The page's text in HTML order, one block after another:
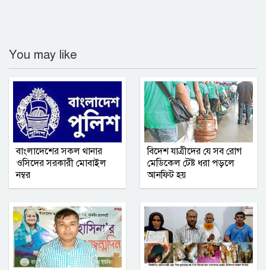
বৃহত্তর নোয়াখালী অঞ্চলে আনুষ্ঠানিক যাত্রা
শুরু করল আশা সিমেন্ট
সম্মিলিত সাংবাদিক পরিষদ (এসএসপি) ঢাকা
মহানগর কমিটির অভিষেক অনুষ্ঠিত
নোয়াখালী সরকারি কলেজ ছাত্রদলের তিন
নেতার বহিষ্কারাদেশ প্রত্যাহার
গাজীপুর জেলা রেজিস্ট্রার অফিসে বৃক্ষরোপণ
সপ্তাহ পালিত ‎
You may like
বাংলাদেশের সকল থানার
ওসিদের সরকারী মোবাইল
নম্বর
বিদেশ যাত্রীদের যে সব রোগ
মেডিকেল টেষ্ট ধরা পড়লে
আনফিট হয়